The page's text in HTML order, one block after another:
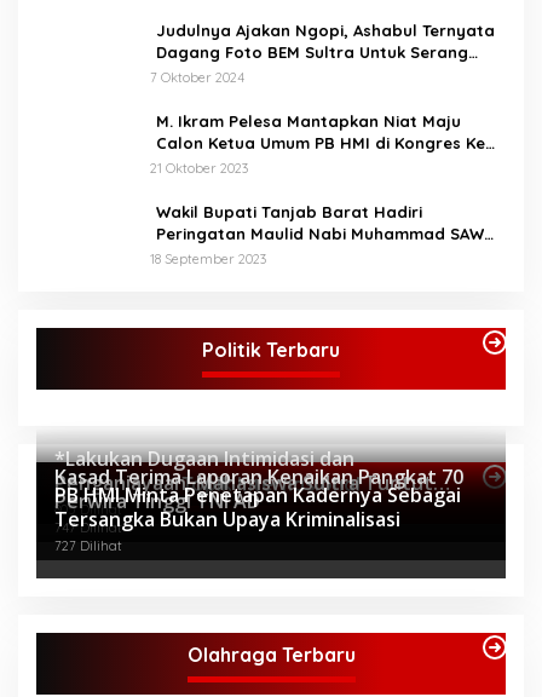
Judulnya Ajakan Ngopi, Ashabul Ternyata
Dagang Foto BEM Sultra Untuk Serang
Paslon
7 Oktober 2024
M. Ikram Pelesa Mantapkan Niat Maju
Calon Ketua Umum PB HMI di Kongres Ke
XXXII Pontianak
21 Oktober 2023
Wakil Bupati Tanjab Barat Hadiri
Peringatan Maulid Nabi Muhammad SAW
1445 H di Masjid Darul Falah Senyerang
18 September 2023
Politik Terbaru
Topik Internasional
*Lakukan Dugaan Intimidasi dan
Penganiayaan, Mahasiswa Sultra Tuntut
Pemecatan Pj Bupati Buton Selatan*
805 Dilihat
Kasad Terima Laporan Kenaikan Pangkat 70
Perwira Tinggi TNI AD
747 Dilihat
PB HMI Minta Penetapan Kadernya Sebagai
Tersangka Bukan Upaya Kriminalisasi
727 Dilihat
Olahraga Terbaru